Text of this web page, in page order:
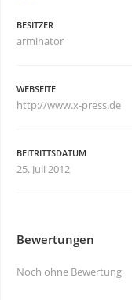
BESITZER
arminator
WEBSEITE
http://www.x-press.de
BEITRITTSDATUM
25. Juli 2012
Bewertungen
Noch ohne Bewertung